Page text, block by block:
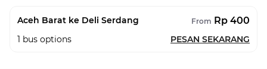
Aceh Barat ke Deli Serdang From Rp 400
1 bus options PESAN SEKARANG